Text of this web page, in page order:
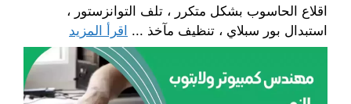
اقلاع الحاسوب بشكل متكرر ، تلف التوانزستور ،
استبدال بور سبلاي ، تنظيف مآخذ ... اقرأ المزيد